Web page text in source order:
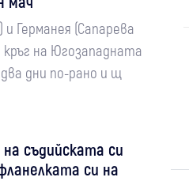
Германея (Сапарева
на Югозападната
дни по-рано и щ
съдийската си
си на